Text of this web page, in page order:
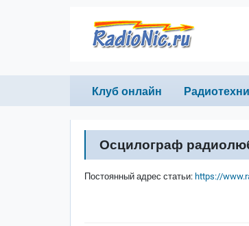
Primary links
Клуб онлайн
Осцилограф
Постоянный адрес статьи: https://